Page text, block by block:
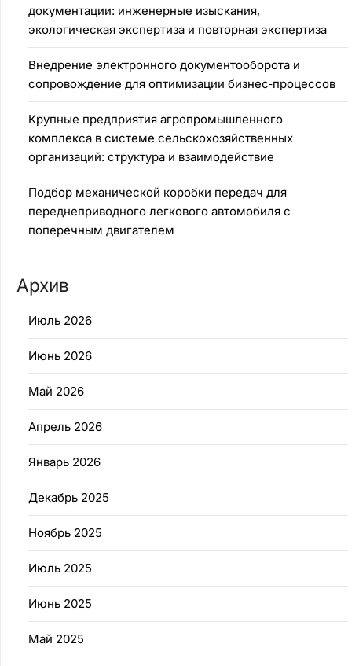
документации: инженерные изыскания,
экологическая экспертиза и повторная экспертиза
Внедрение электронного документооборота и
сопровождение для оптимизации бизнес‑процессов
Крупные предприятия агропромышленного
комплекса в системе сельскохозяйственных
организаций: структура и взаимодействие
Подбор механической коробки передач для
переднеприводного легкового автомобиля с
поперечным двигателем
Архив
Июль 2026
Июнь 2026
Май 2026
Апрель 2026
Январь 2026
Декабрь 2025
Ноябрь 2025
Июль 2025
Июнь 2025
Май 2025